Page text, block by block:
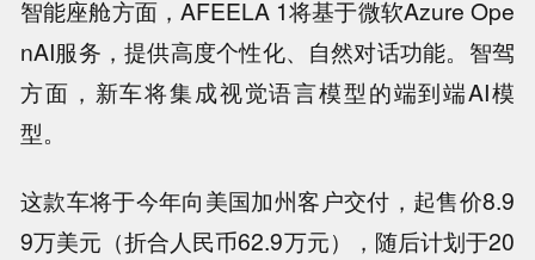
智能座舱方面，AFEELA 1将基于微软Azure Ope
nAI服务，提供高度个性化、自然对话功能。智驾
方面，新车将集成视觉语言模型的端到端AI模
型。
这款车将于今年向美国加州客户交付，起售价8.9
9万美元（折合人民币62.9万元），随后计划于20